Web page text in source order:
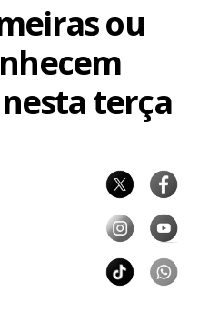
ou
terça